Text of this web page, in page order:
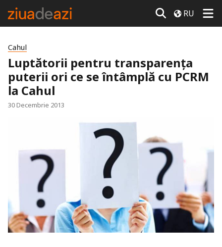
RU
Cahul
Luptătorii pentru transparenţa
puterii ori ce se întâmplă cu PCRM
la Cahul
30 Decembrie 2013